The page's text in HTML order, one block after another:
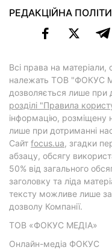
РЕДАКЦІЙНА
Всі права на матеріали,
належать ТОВ "ФОКУС
дозволяється лише при
розділі "Правила
інформацію, розміщену
лише при дотриманні
Cайт focus.ua, згадки
абзацу, обсягу
50% від загального
заголовку та ліда
тексту можливе лише
дозволу Компанії.
ТОВ «ФОКУС МЕДІА»
Онлайн-медіа ФОКУС